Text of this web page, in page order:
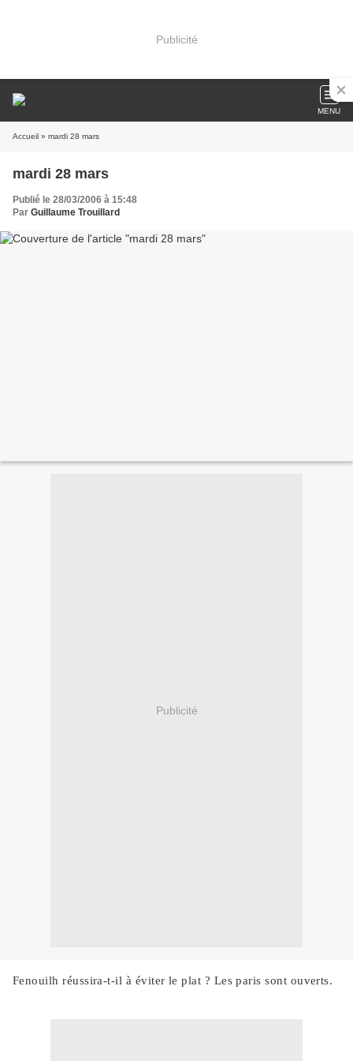
Publicité
MENU
Accueil » mardi 28 mars
mardi 28 mars
Publié le 28/03/2006 à 15:48
Par Guillaume Trouillard
Publicité
Fenouilh réussira-t-il à éviter le plat ? Les paris sont ouverts.